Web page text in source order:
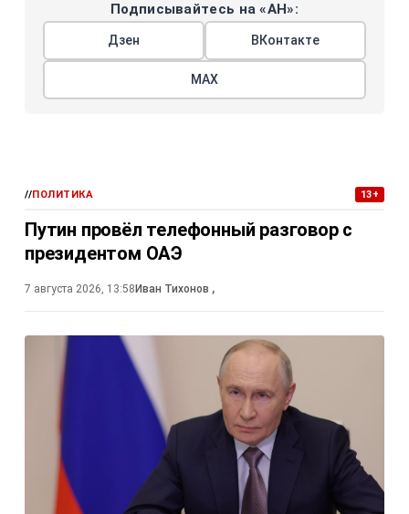
Подписывайтесь на «АН»:
Дзен ВКонтакте
МАХ
//ПОЛИТИКА 13+
Путин провёл телефонный разговор с
президентом ОАЭ
7 августа 2026, 13:58 Иван Тихонов ,